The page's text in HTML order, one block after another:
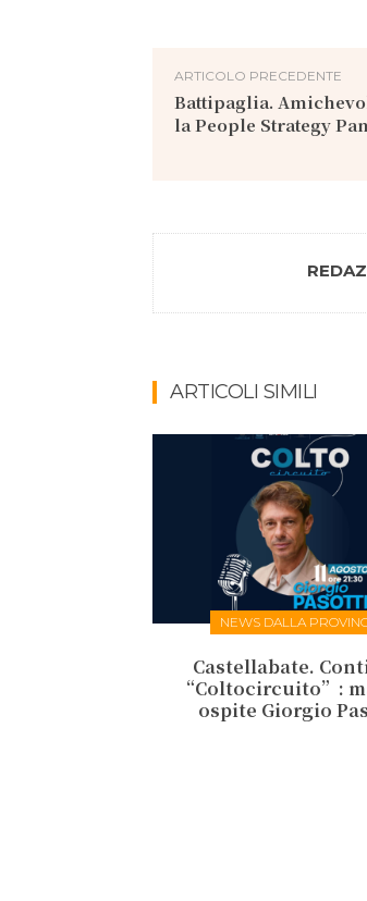
ARTICOLO PRECEDENTE
Battipaglia.
la People Strategy
ARTICOLI SIMILI
NEWS DALLA
Castellabate.
“Coltocircuito”:
ospite Giorgio